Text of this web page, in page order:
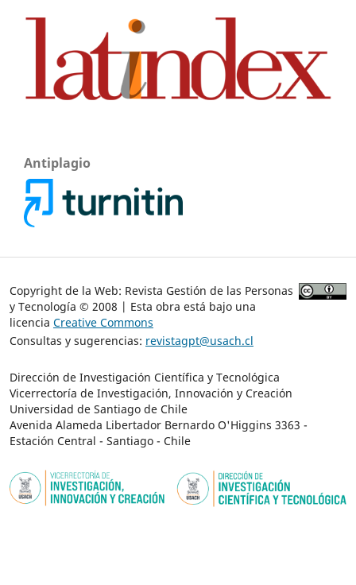
Antiplagio
Copyright de la Web: Revista Gestión de las Personas
y Tecnología © 2008 | Esta obra está bajo una
licencia Creative Commons
Consultas y sugerencias: revistagpt@usach.cl
Dirección de Investigación Científica y Tecnológica
Vicerrectoría de Investigación, Innovación y Creación
Universidad de Santiago de Chile
Avenida Alameda Libertador Bernardo O'Higgins 3363 -
Estación Central - Santiago - Chile